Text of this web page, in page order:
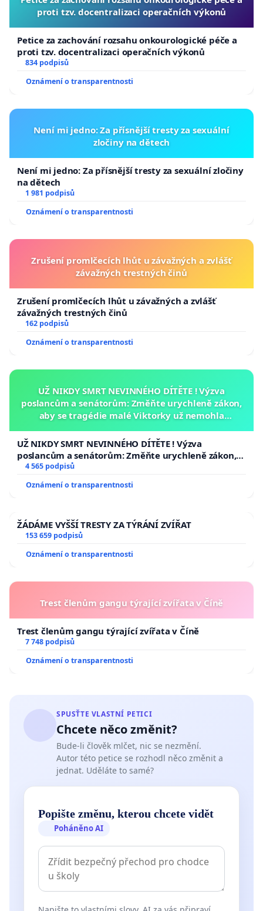
proti tzv. docentralizaci operačních výkonů
Petice za zachování rozsahu onkourologické péče a
proti tzv. docentralizaci operačních výkonů
834 podpisů
Oznámení o transparentnosti
Není mi jedno: Za přísnější tresty za sexuální
zločiny na dětech
Není mi jedno: Za přísnější tresty za sexuální zločiny
na dětech
1 981 podpisů
Oznámení o transparentnosti
Zrušení promlčecích lhůt u závažných a zvlášť
závažných trestných činů
Zrušení promlčecích lhůt u závažných a zvlášť
závažných trestných činů
162 podpisů
Oznámení o transparentnosti
UŽ NIKDY SMRT NEVINNÉHO DÍTĚTE ! Výzva
poslancům a senátorům: Změňte urychleně zákon,
aby se tragédie malé Viktorky už nemohla
UŽ NIKDY SMRT NEVINNÉHO DÍTĚTE ! Výzva
poslancům a senátorům: Změňte urychleně zákon,
aby se tragédie malé Viktorky už nemohla opakovat!
4 565 podpisů
Oznámení o transparentnosti
ŽÁDÁME VYŠŠÍ TRESTY ZA TÝRÁNÍ ZVÍŘAT
153 659 podpisů
Oznámení o transparentnosti
Trest členům gangu týrající zvířata v Číně
Trest členům gangu týrající zvířata v Číně
7 748 podpisů
Oznámení o transparentnosti
SPUSŤTE VLASTNÍ PETICI
Chcete něco změnit?
Bude-li člověk mlčet, nic se nezmění.
Autor této petice se rozhodl něco změnit a
jednat. Uděláte to samé?
Popište změnu, kterou chcete vidět
Poháněno AI